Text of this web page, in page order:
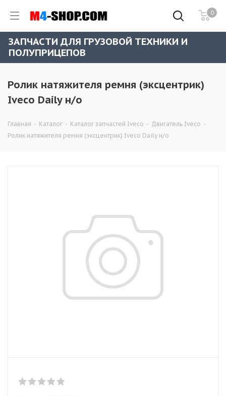
0
ЗАПЧАСТИ ДЛЯ ГРУЗОВОЙ ТЕХНИКИ И
ПОЛУПРИЦЕПОВ
Ролик натяжителя ремня (эксцентрик)
Iveco Daily н/о
Главная - Каталог - Каталог запчастей Iveco - Двигатель Iveco -
Ролик натяжителя ремня (эксцентрик) Iveco Daily н/о